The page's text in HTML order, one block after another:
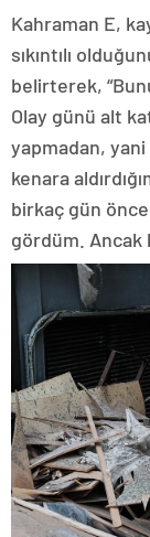
Kahraman E,
sıkıntılı
belirterek,
Olay günü alt
yapmadan,
kenara
birkaç gün
gördüm. Ancak